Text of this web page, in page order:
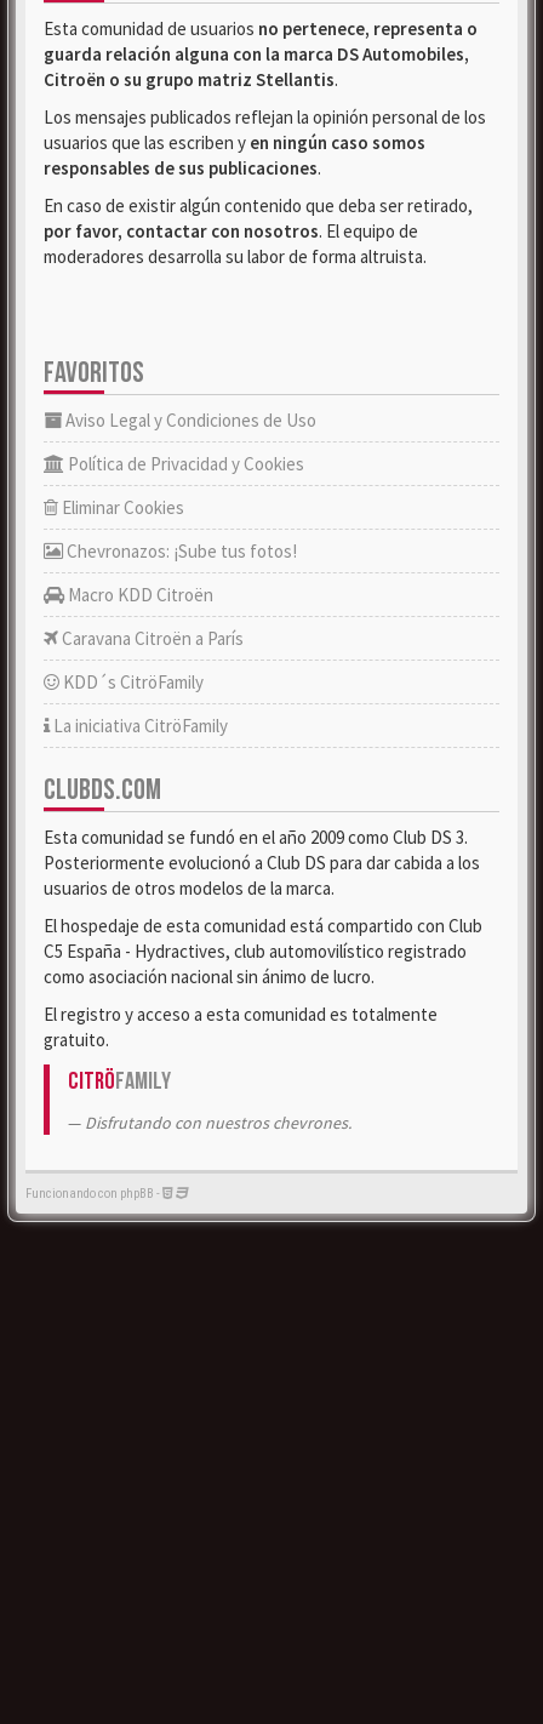
Esta comunidad de usuarios no pertenece, representa o
guarda relación alguna con la marca DS Automobiles,
Citroën o su grupo matriz Stellantis.
Los mensajes publicados reflejan la opinión personal de los
usuarios que las escriben y en ningún caso somos
responsables de sus publicaciones.
En caso de existir algún contenido que deba ser retirado,
por favor, contactar con nosotros. El equipo de
moderadores desarrolla su labor de forma altruista.
FAVORITOS
Aviso Legal y Condiciones de Uso
Política de Privacidad y Cookies
Eliminar Cookies
Chevronazos: ¡Sube tus fotos!
Macro KDD Citroën
Caravana Citroën a París
KDD´s CitröFamily
La iniciativa CitröFamily
CLUBDS.COM
Esta comunidad se fundó en el año 2009 como Club DS 3.
Posteriormente evolucionó a Club DS para dar cabida a los
usuarios de otros modelos de la marca.
El hospedaje de esta comunidad está compartido con Club
C5 España - Hydractives, club automovilístico registrado
como asociación nacional sin ánimo de lucro.
El registro y acceso a esta comunidad es totalmente
gratuito.
CitröFamily
Disfrutando con nuestros chevrones.
Funcionando con phpBB -